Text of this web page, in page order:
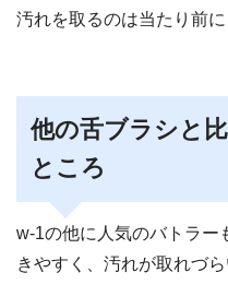
汚れを取るのは当たり前に
他の舌ブラシと
ところ
w-1の他に人気のバトラー
きやすく、汚れが取れづ